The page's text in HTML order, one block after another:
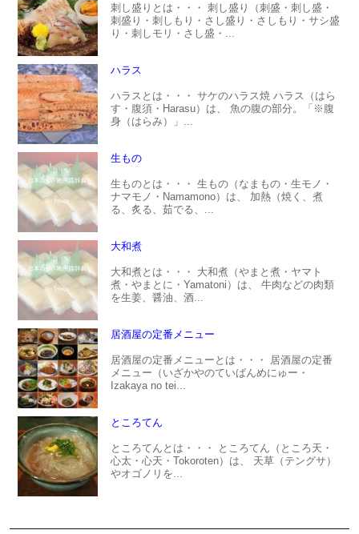
刺し盛りとは・・・ 刺し盛り（刺盛・刺し盛・
刺盛り・刺しもり・さし盛り・さしもり・サシ盛
り・刺しモリ・さし盛・...
ハラス
ハラスとは・・・ サケのハラス焼 ハラス（はら
す・腹須・Harasu）は、 魚の腹の部分。「※腹
身（はらみ）」...
生もの
生ものとは・・・ 生もの（なまもの・生モノ・
ナマモノ・Namamono）は、 加熱（焼く、煮
る、炙る、茹でる、...
大和煮
大和煮とは・・・ 大和煮（やまと煮・ヤマト
煮・やまとに・Yamatoni）は、 牛肉などの肉類
を生姜、醤油、酒...
居酒屋の定番メニュー
居酒屋の定番メニューとは・・・ 居酒屋の定番
メニュー（いざかやのていばんめにゅー・
Izakaya no tei...
ところてん
ところてんとは・・・ ところてん（ところ天・
心太・心天・Tokoroten）は、 天草（テングサ）
やオゴノリを...